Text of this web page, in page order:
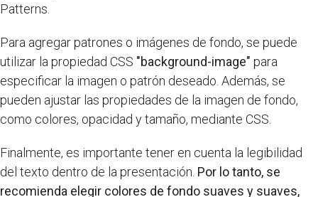
Patterns.
Para agregar patrones o imágenes de fondo, se puede
utilizar la propiedad CSS "background-image" para
especificar la imagen o patrón deseado. Además, se
pueden ajustar las propiedades de la imagen de fondo,
como colores, opacidad y tamaño, mediante CSS.
Finalmente, es importante tener en cuenta la legibilidad
del texto dentro de la presentación. Por lo tanto, se
recomienda elegir colores de fondo suaves y suaves,